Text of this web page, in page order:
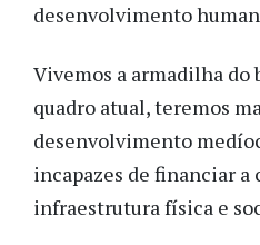
desenvolvimento
Vivemos a armadilha
quadro atual, teremos
desenvolvimento
incapazes de financiar a
infraestrutura física e